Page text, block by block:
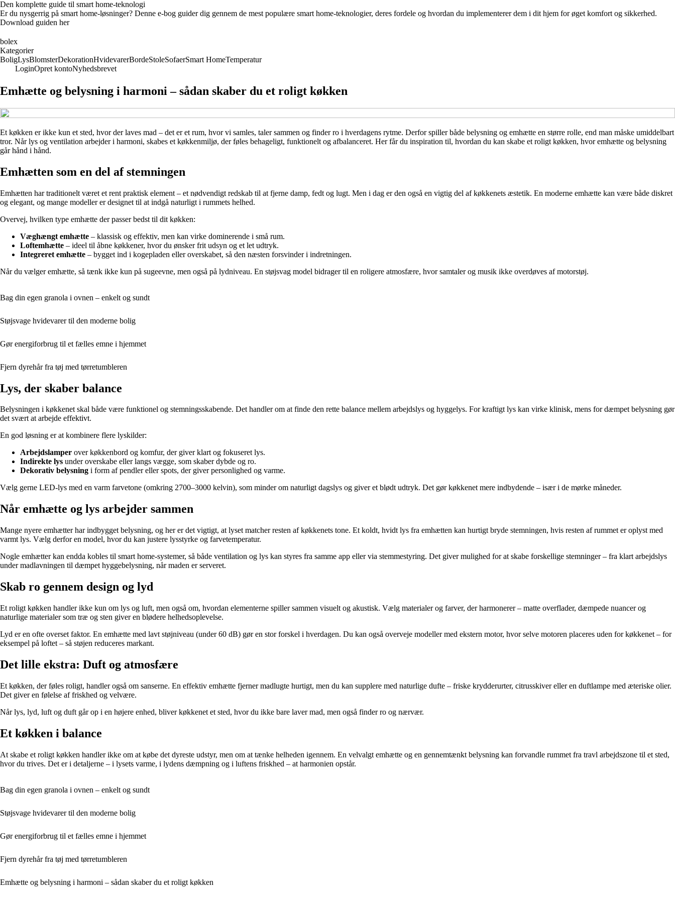
Den komplette guide til smart home-teknologi
Er du nysgerrig på smart home-løsninger? Denne e-bog guider dig gennem de mest populære smart home-teknologier, deres fordele og hvordan du implementerer dem i dit hjem for øget komfort og sikkerhed.
Download guiden her
bolex
Kategorier
BoligLysBlomsterDekorationHvidevarerBordeStoleSofaerSmart HomeTemperatur
LoginOpret kontoNyhedsbrevet
Emhætte og belysning i harmoni – sådan skaber du et roligt køkken
Et køkken er ikke kun et sted, hvor der laves mad – det er et rum, hvor vi samles, taler sammen og finder ro i hverdagens rytme. Derfor spiller både belysning og emhætte en større rolle, end man måske umiddelbart
tror. Når lys og ventilation arbejder i harmoni, skabes et køkkenmiljø, der føles behageligt, funktionelt og afbalanceret. Her får du inspiration til, hvordan du kan skabe et roligt køkken, hvor emhætte og belysning
går hånd i hånd.
Emhætten som en del af stemningen
Emhætten har traditionelt været et rent praktisk element – et nødvendigt redskab til at fjerne damp, fedt og lugt. Men i dag er den også en vigtig del af køkkenets æstetik. En moderne emhætte kan være både diskret
og elegant, og mange modeller er designet til at indgå naturligt i rummets helhed.
Overvej, hvilken type emhætte der passer bedst til dit køkken:
Væghængt emhætte – klassisk og effektiv, men kan virke dominerende i små rum.
Loftemhætte – ideel til åbne køkkener, hvor du ønsker frit udsyn og et let udtryk.
Integreret emhætte – bygget ind i kogepladen eller overskabet, så den næsten forsvinder i indretningen.
Når du vælger emhætte, så tænk ikke kun på sugeevne, men også på lydniveau. En støjsvag model bidrager til en roligere atmosfære, hvor samtaler og musik ikke overdøves af motorstøj.
Bag din egen granola i ovnen – enkelt og sundt
Støjsvage hvidevarer til den moderne bolig
Gør energiforbrug til et fælles emne i hjemmet
Fjern dyrehår fra tøj med tørretumbleren
Lys, der skaber balance
Belysningen i køkkenet skal både være funktionel og stemningsskabende. Det handler om at finde den rette balance mellem arbejdslys og hyggelys. For kraftigt lys kan virke klinisk, mens for dæmpet belysning gør
det svært at arbejde effektivt.
En god løsning er at kombinere flere lyskilder:
Arbejdslamper over køkkenbord og komfur, der giver klart og fokuseret lys.
Indirekte lys under overskabe eller langs vægge, som skaber dybde og ro.
Dekorativ belysning i form af pendler eller spots, der giver personlighed og varme.
Vælg gerne LED-lys med en varm farvetone (omkring 2700–3000 kelvin), som minder om naturligt dagslys og giver et blødt udtryk. Det gør køkkenet mere indbydende – især i de mørke måneder.
Når emhætte og lys arbejder sammen
Mange nyere emhætter har indbygget belysning, og her er det vigtigt, at lyset matcher resten af køkkenets tone. Et koldt, hvidt lys fra emhætten kan hurtigt bryde stemningen, hvis resten af rummet er oplyst med
varmt lys. Vælg derfor en model, hvor du kan justere lysstyrke og farvetemperatur.
Nogle emhætter kan endda kobles til smart home-systemer, så både ventilation og lys kan styres fra samme app eller via stemmestyring. Det giver mulighed for at skabe forskellige stemninger – fra klart arbejdslys
under madlavningen til dæmpet hyggebelysning, når maden er serveret.
Skab ro gennem design og lyd
Et roligt køkken handler ikke kun om lys og luft, men også om, hvordan elementerne spiller sammen visuelt og akustisk. Vælg materialer og farver, der harmonerer – matte overflader, dæmpede nuancer og
naturlige materialer som træ og sten giver en blødere helhedsoplevelse.
Lyd er en ofte overset faktor. En emhætte med lavt støjniveau (under 60 dB) gør en stor forskel i hverdagen. Du kan også overveje modeller med ekstern motor, hvor selve motoren placeres uden for køkkenet – for
eksempel på loftet – så støjen reduceres markant.
Det lille ekstra: Duft og atmosfære
Et køkken, der føles roligt, handler også om sanserne. En effektiv emhætte fjerner madlugte hurtigt, men du kan supplere med naturlige dufte – friske krydderurter, citrusskiver eller en duftlampe med æteriske olier.
Det giver en følelse af friskhed og velvære.
Når lys, lyd, luft og duft går op i en højere enhed, bliver køkkenet et sted, hvor du ikke bare laver mad, men også finder ro og nærvær.
Et køkken i balance
At skabe et roligt køkken handler ikke om at købe det dyreste udstyr, men om at tænke helheden igennem. En velvalgt emhætte og en gennemtænkt belysning kan forvandle rummet fra travl arbejdszone til et sted,
hvor du trives. Det er i detaljerne – i lysets varme, i lydens dæmpning og i luftens friskhed – at harmonien opstår.
Bag din egen granola i ovnen – enkelt og sundt
Støjsvage hvidevarer til den moderne bolig
Gør energiforbrug til et fælles emne i hjemmet
Fjern dyrehår fra tøj med tørretumbleren
Emhætte og belysning i harmoni – sådan skaber du et roligt køkken